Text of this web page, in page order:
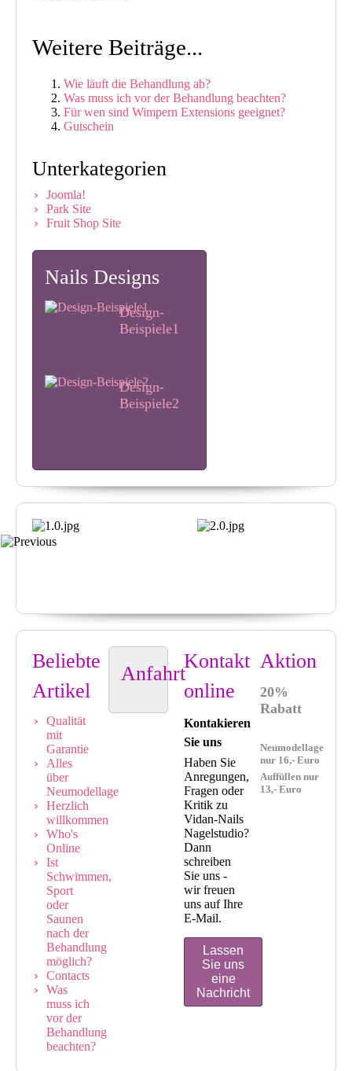
Weitere Beiträge...
Wie läuft die Behandlung ab?
Was muss ich vor der Behandlung beachten?
Für wen sind Wimpern Extensions geeignet?
Gutschein
Unterkategorien
Joomla!
Park Site
Fruit Shop Site
Nails Designs
Design-
Beispiele1
Design-
Beispiele2
Beliebte
Artikel
Qualität
mit
Garantie
Alles
über
Neumodellage
Herzlich
willkommen
Who's
Online
Ist
Schwimmen,
Sport
oder
Saunen
nach der
Behandlung
möglich?
Contacts
Was
muss ich
vor der
Behandlung
beachten?
Anfahrt
Kontakt
online
Kontakieren
Sie uns
Haben Sie
Anregungen,
Fragen oder
Kritik zu
Vidan-Nails
Nagelstudio?
Dann
schreiben
Sie uns -
wir freuen
uns auf Ihre
E-Mail.
Lassen
Sie uns
eine
Nachricht
Aktion
20%
Rabatt
Neumodellage
nur 16,- Euro
Auffüllen nur
13,- Euro